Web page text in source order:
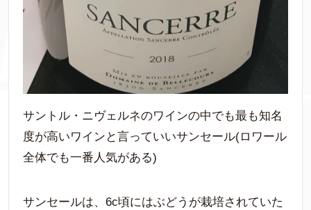
サントル・ニヴェルネのワインの中でも最も知名
度が高いワインと言っていいサンセール(ロワール
全体でも一番人気がある)
サンセールは、6c頃にはぶどうが栽培されていた